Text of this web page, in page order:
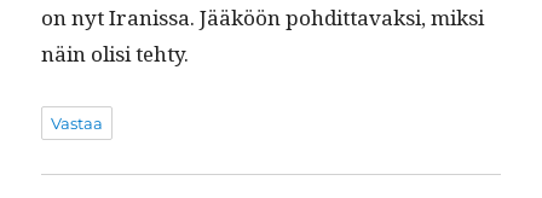
on nyt Iranis­sa. Jääköön pohdit­tavak­si, mik­si
näin olisi tehty.
Vastaa